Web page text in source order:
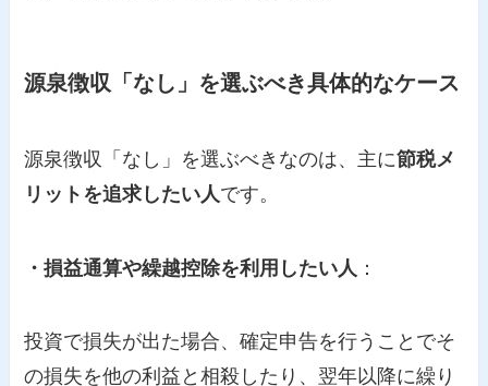
源泉徴収「なし」を選ぶべき具体的なケース
源泉徴収「なし」を選ぶべきなのは、主に節税メ
リットを追求したい人 です。
・損益通算や繰越控除を利用したい人 ：
投資で損失が出た場合、確定申告を行うことでそ
の損失を他の利益と相殺したり、翌年以降に繰り